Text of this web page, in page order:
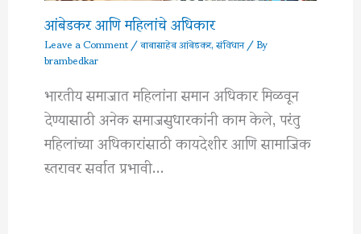
आंबेडकर आणि महिलांचे अधिकार
Leave a Comment/बाबासाहेब आंबेडकर,संविधान/ By
brambedkar
भारतीय समाजात महिलांना समान अधिकार मिळवून
देण्यासाठी अनेक समाजसुधारकांनी काम केले, परंतु
महिलांच्या अधिकारांसाठी कायदेशीर आणि सामाजिक
स्तरावर सर्वात प्रभावी…